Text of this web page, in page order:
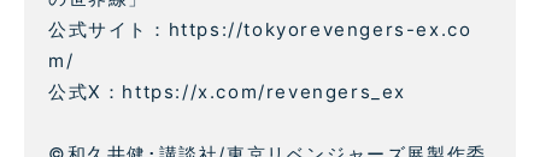
公式サイト：https://tokyorevengers-ex.co
m/
公式X：https://x.com/revengers_ex